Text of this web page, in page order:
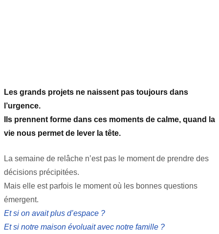
Les grands projets ne naissent pas toujours dans
l’urgence.
Ils prennent forme dans ces moments de calme, quand la
vie nous permet de lever la tête.
La semaine de relâche n’est pas le moment de prendre des
décisions précipitées.
Mais elle est parfois le moment où les bonnes questions
émergent.
Et si on avait plus d’espace ?
Et si notre maison évoluait avec notre famille ?